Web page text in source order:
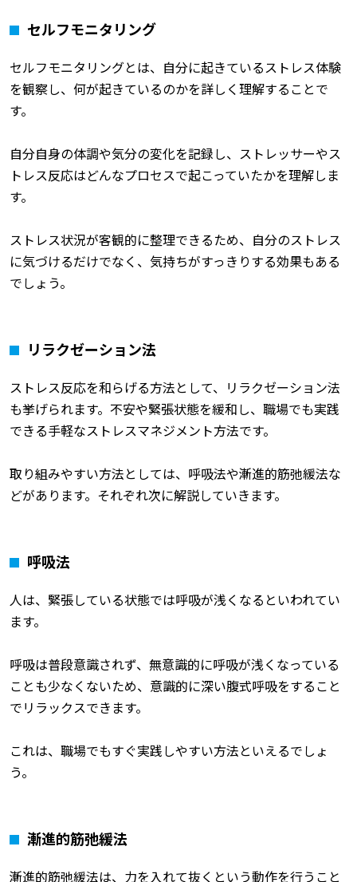
セルフモニタリング
セルフモニタリングとは、自分に起きているストレス体験
を観察し、何が起きているのかを詳しく理解することで
す。
自分自身の体調や気分の変化を記録し、ストレッサーやス
トレス反応はどんなプロセスで起こっていたかを理解しま
す。
ストレス状況が客観的に整理できるため、自分のストレス
に気づけるだけでなく、気持ちがすっきりする効果もある
でしょう。
リラクゼーション法
ストレス反応を和らげる方法として、リラクゼーション法
も挙げられます。不安や緊張状態を緩和し、職場でも実践
できる手軽なストレスマネジメント方法です。
取り組みやすい方法としては、呼吸法や漸進的筋弛緩法な
どがあります。それぞれ次に解説していきます。
呼吸法
人は、緊張している状態では呼吸が浅くなるといわれてい
ます。
呼吸は普段意識されず、無意識的に呼吸が浅くなっている
ことも少なくないため、意識的に深い腹式呼吸をすること
でリラックスできます。
これは、職場でもすぐ実践しやすい方法といえるでしょ
う。
漸進的筋弛緩法
漸進的筋弛緩法は、力を入れて抜くという動作を行うこと